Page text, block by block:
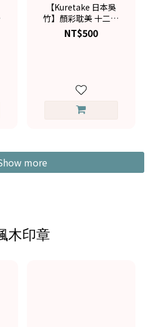
【Kuretake 日本吳
竹】顏彩耽美 十二色
四季 MC20-12V-NW
NT$500
more
木印章